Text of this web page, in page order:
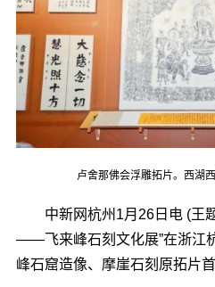
卢舍那佛会浮雕拓片。西湖
中新网杭州1月26日电 (王题
――飞来峰石刻文化展”在浙江
峰石窟造像、摩崖石刻原拓片